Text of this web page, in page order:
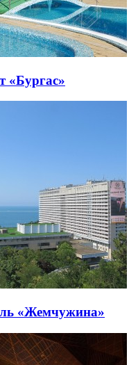
«Бургас»
«Жемчужина»